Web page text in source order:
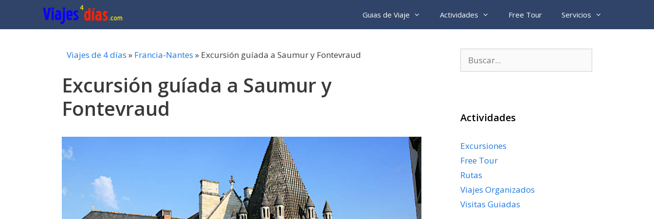
contenido
Guias de Viaje Actividades Free Tour Servicios
Viajes de 4 días » Francia-Nantes » Excursión guíada a Saumur y Fontevraud
Excursión guíada a Saumur y
Fontevraud
Actividades
Excursiones
Free Tour
Rutas
Viajes Organizados
Visitas Guiadas